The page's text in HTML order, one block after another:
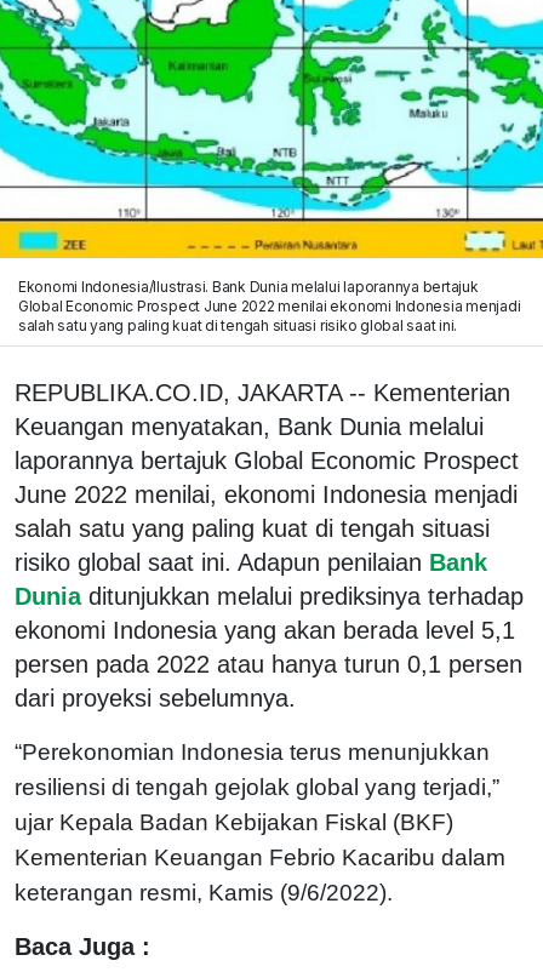
Ekonomi Indonesia/Ilustrasi. Bank Dunia melalui laporannya bertajuk
Global Economic Prospect June 2022 menilai ekonomi Indonesia menjadi
salah satu yang paling kuat di tengah situasi risiko global saat ini.
REPUBLIKA.CO.ID, JAKARTA -- Kementerian
Keuangan menyatakan, Bank Dunia melalui
laporannya bertajuk Global Economic Prospect
June 2022 menilai, ekonomi Indonesia menjadi
salah satu yang paling kuat di tengah situasi
risiko global saat ini. Adapun penilaian Bank
Dunia ditunjukkan melalui prediksinya terhadap
ekonomi Indonesia yang akan berada level 5,1
persen pada 2022 atau hanya turun 0,1 persen
dari proyeksi sebelumnya.
“Perekonomian Indonesia terus menunjukkan
resiliensi di tengah gejolak global yang terjadi,”
ujar Kepala Badan Kebijakan Fiskal (BKF)
Kementerian Keuangan Febrio Kacaribu dalam
keterangan resmi, Kamis (9/6/2022).
Baca Juga :